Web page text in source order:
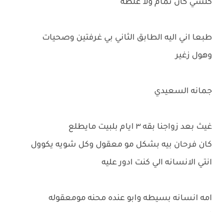
كلشي كان تمام ولا غلطه
طبعا اني اليه الطابق الثاني بي غرفتين وصحيات
وهول زغير
جمانه السعيدي
غيث بعد زواجنا بقه ٣ ايام بلبيت مايطلع
كان فرحان بيه بشكل مو معقول وكل شويه يكوول
انتي الانسانه الي كنت ادور عليه
امه انسانه بسيطه وابو عنده محنه مومعقوله